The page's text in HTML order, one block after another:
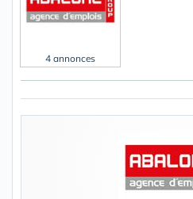
4 annonces